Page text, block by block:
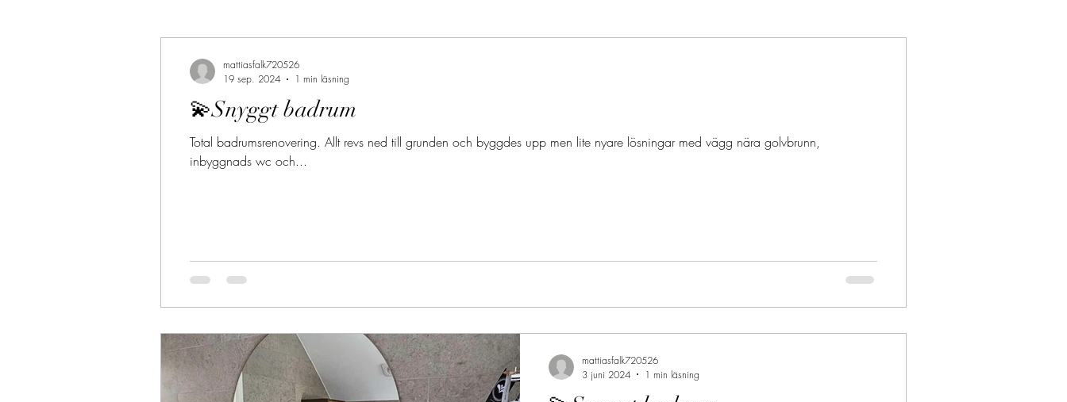
💫Snyggt badrum
Total badrumsrenovering. Allt revs ned till grunden och byggdes upp men lite nyare lösningar med vägg nära golvbrunn,
inbyggnads wc och...
mattiasfalk720526
19 sep. 2024
1 min läsning
mattiasfalk720526
3 juni 2024
1 min läsning